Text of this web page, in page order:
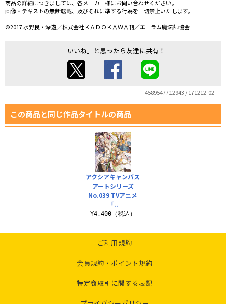
商品の詳細につきましては、各メーカー様にお問い合わせください。
画像・テキストの無断転載、及びそれに準ずる行為を一切禁止いたします。
©2017 水野良・深遊／株式会社ＫＡＤＯＫＡＷＡ刊／エーラム魔法師協会
「いいね」と思ったら友達に共有！
4589547712943 / 171212-02
この商品と同じ作品タイトルの商品
アクシアキャンバス
アートシリーズ
No.039 TVアニメ
「..
¥4,400（税込）
ご利用規約
会員規約・ポイント規約
特定商取引に関する表記